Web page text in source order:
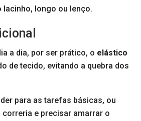
lacinho, longo ou lenço.
a dia, por ser prático, o elástico
de tecido, evitando a quebra dos
para as tarefas básicas, ou
correria e precisar amarrar o